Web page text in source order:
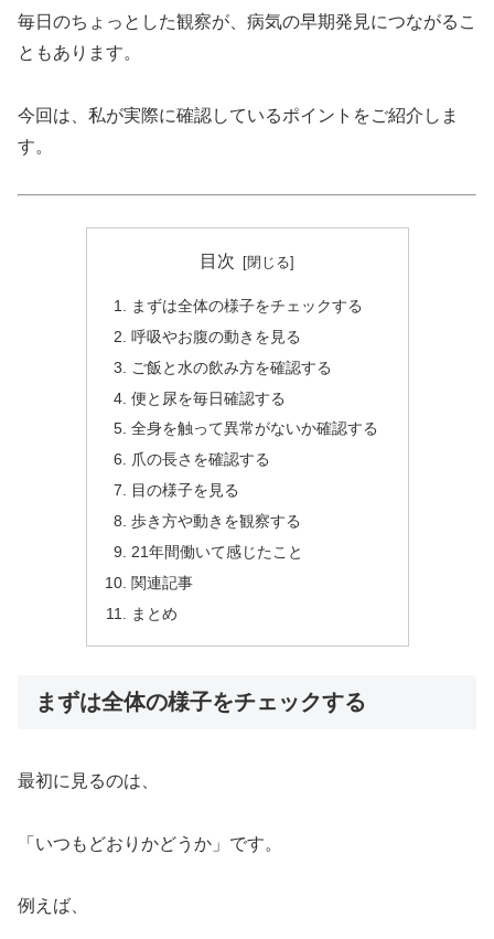
毎日のちょっとした観察が、病気の早期発見につながるこ
ともあります。
今回は、私が実際に確認しているポイントをご紹介しま
す。
目次
まずは全体の様子をチェックする
呼吸やお腹の動きを見る
ご飯と水の飲み方を確認する
便と尿を毎日確認する
全身を触って異常がないか確認する
爪の長さを確認する
目の様子を見る
歩き方や動きを観察する
21年間働いて感じたこと
関連記事
まとめ
まずは全体の様子をチェックする
最初に見るのは、
「いつもどおりかどうか」です。
例えば、